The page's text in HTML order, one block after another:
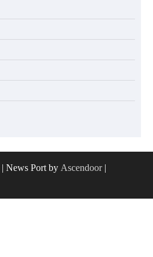
| News Port by Ascendoor|